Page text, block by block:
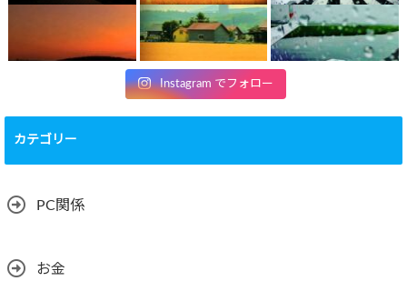
Instagram でフォロー
カテゴリー
PC関係
お金